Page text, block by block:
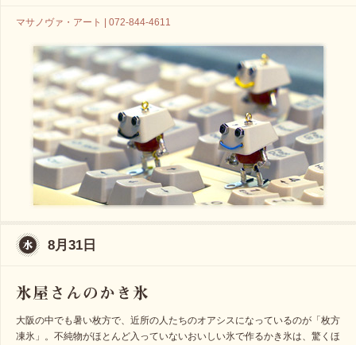
マサノヴァ・アート | 072-844-4611
8月31日
大阪の中でも暑い枚方で、近所の人たちのオアシスになっているのが「枚方
凍氷」。不純物がほとんど入っていないおいしい氷で作るかき氷は、驚くほ